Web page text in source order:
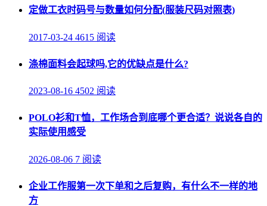
定做工衣时码号与数量如何分配(服装尺码对照表)
2017-03-24 4615 阅读
涤棉面料会起球吗,它的优缺点是什么?
2023-08-16 4502 阅读
POLO衫和T恤，工作场合到底哪个更合适？说说各自的
实际使用感受
2026-08-06 7 阅读
企业工作服第一次下单和之后复购，有什么不一样的地
方